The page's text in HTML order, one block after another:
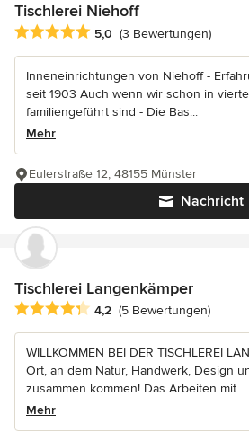
Tischlerei Niehoff
Durchschnittliche Bewertung: 5 von 5
5,0 (3 Bewertungen)
Inneneinrichtungen von Niehoff -
seit 1903 Auch wenn wir schon in
familiengeführt sind - Die Bas...
Mehr
Nachricht
Eulerstraße 12, 48155 Münster
Tischlerei Langenkämper
Durchschnittliche Bewertung: 4.2 von
4,2 (5 Bewertungen)
WILLKOMMEN BEI DER TISCHLEREI
Ort, an dem Natur, Handwerk, Design
zusammen kommen! Das Arbeiten mit...
Mehr